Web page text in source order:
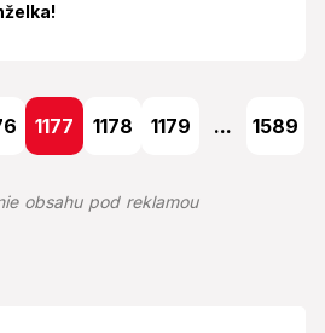
1177 1178 1179 ... 1589
obsahu pod reklamou